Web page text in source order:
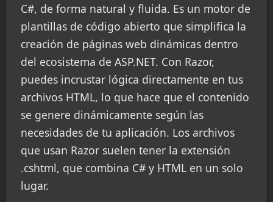
C#, de forma natural y fluida. Es un motor de
plantillas de código abierto que simplifica la
creación de páginas web dinámicas dentro
del ecosistema de ASP.NET. Con Razor,
puedes incrustar lógica directamente en tus
archivos HTML, lo que hace que el contenido
se genere dinámicamente según las
necesidades de tu aplicación. Los archivos
que usan Razor suelen tener la extensión
.cshtml, que combina C# y HTML en un solo
lugar.